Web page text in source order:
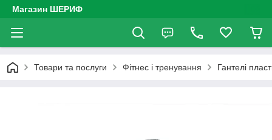
Магазин ШЕРИФ
Товари та послуги Фітнес і тренування Гантелі